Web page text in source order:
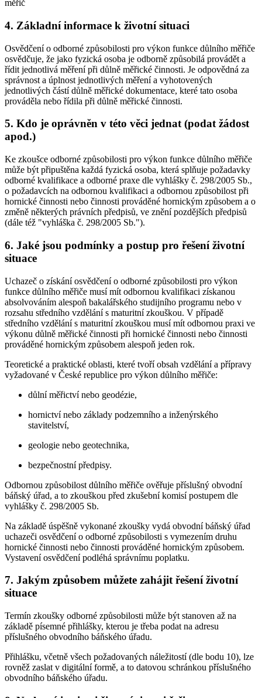
měřič
4. Základní informace k životní situaci
Osvědčení o odborné způsobilosti pro výkon funkce důlního měřiče
osvědčuje, že jako fyzická osoba je odborně způsobilá provádět a
řídit jednotlivá měření při důlně měřické činnosti. Je odpovědná za
správnost a úplnost jednotlivých měření a vyhotovených
jednotlivých částí důlně měřické dokumentace, které tato osoba
prováděla nebo řídila při důlně měřické činnosti.
5. Kdo je oprávněn v této věci jednat (podat žádost
apod.)
Ke zkoušce odborné způsobilosti pro výkon funkce důlního měřiče
může být připuštěna každá fyzická osoba, která splňuje požadavky
odborné kvalifikace a odborné praxe dle vyhlášky č. 298/2005 Sb.,
o požadavcích na odbornou kvalifikaci a odbornou způsobilost při
hornické činnosti nebo činnosti prováděné hornickým způsobem a o
změně některých právních předpisů, ve znění pozdějších předpisů
(dále též "vyhláška č. 298/2005 Sb.").
6. Jaké jsou podmínky a postup pro řešení životní
situace
Uchazeč o získání osvědčení o odborné způsobilosti pro výkon
funkce důlního měřiče musí mít odbornou kvalifikaci získanou
absolvováním alespoň bakalářského studijního programu nebo v
rozsahu středního vzdělání s maturitní zkouškou. V případě
středního vzdělání s maturitní zkouškou musí mít odbornou praxi ve
výkonu důlně měřické činnosti při hornické činnosti nebo činnosti
prováděné hornickým způsobem alespoň jeden rok.
Teoretické a praktické oblasti, které tvoří obsah vzdělání a přípravy
vyžadované v České republice pro výkon důlního měřiče:
důlní měřictví nebo geodézie,
hornictví nebo základy podzemního a inženýrského
stavitelství,
geologie nebo geotechnika,
bezpečnostní předpisy.
Odbornou způsobilost důlního měřiče ověřuje příslušný obvodní
báňský úřad, a to zkouškou před zkušební komisí postupem dle
vyhlášky č. 298/2005 Sb.
Na základě úspěšně vykonané zkoušky vydá obvodní báňský úřad
uchazeči osvědčení o odborné způsobilosti s vymezením druhu
hornické činnosti nebo činnosti prováděné hornickým způsobem.
Vystavení osvědčení podléhá správnímu poplatku.
7. Jakým způsobem můžete zahájit řešení životní
situace
Termín zkoušky odborné způsobilosti může být stanoven až na
základě písemné přihlášky, kterou je třeba podat na adresu
příslušného obvodního báňského úřadu.
Přihlášku, včetně všech požadovaných náležitostí (dle bodu 10), lze
rovněž zaslat v digitální formě, a to datovou schránkou příslušného
obvodního báňského úřadu.